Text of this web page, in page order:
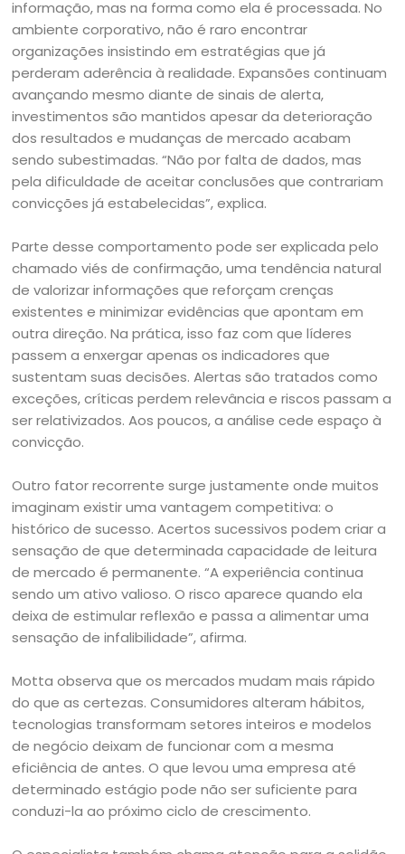
informação, mas na forma como ela é processada. No
ambiente corporativo, não é raro encontrar
organizações insistindo em estratégias que já
perderam aderência à realidade. Expansões continuam
avançando mesmo diante de sinais de alerta,
investimentos são mantidos apesar da deterioração
dos resultados e mudanças de mercado acabam
sendo subestimadas. “Não por falta de dados, mas
pela dificuldade de aceitar conclusões que contrariam
convicções já estabelecidas”, explica.
Parte desse comportamento pode ser explicada pelo
chamado viés de confirmação, uma tendência natural
de valorizar informações que reforçam crenças
existentes e minimizar evidências que apontam em
outra direção. Na prática, isso faz com que líderes
passem a enxergar apenas os indicadores que
sustentam suas decisões. Alertas são tratados como
exceções, críticas perdem relevância e riscos passam a
ser relativizados. Aos poucos, a análise cede espaço à
convicção.
Outro fator recorrente surge justamente onde muitos
imaginam existir uma vantagem competitiva: o
histórico de sucesso. Acertos sucessivos podem criar a
sensação de que determinada capacidade de leitura
de mercado é permanente. “A experiência continua
sendo um ativo valioso. O risco aparece quando ela
deixa de estimular reflexão e passa a alimentar uma
sensação de infalibilidade”, afirma.
Motta observa que os mercados mudam mais rápido
do que as certezas. Consumidores alteram hábitos,
tecnologias transformam setores inteiros e modelos
de negócio deixam de funcionar com a mesma
eficiência de antes. O que levou uma empresa até
determinado estágio pode não ser suficiente para
conduzi-la ao próximo ciclo de crescimento.